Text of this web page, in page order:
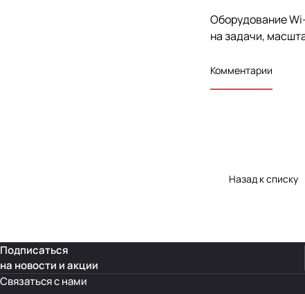
Оборудование
на задачи,
Комментарии
Назад к списку
Подписаться
на новости и акции
Связаться с нами